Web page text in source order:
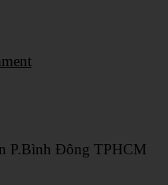
P.Bình Đông TPHCM